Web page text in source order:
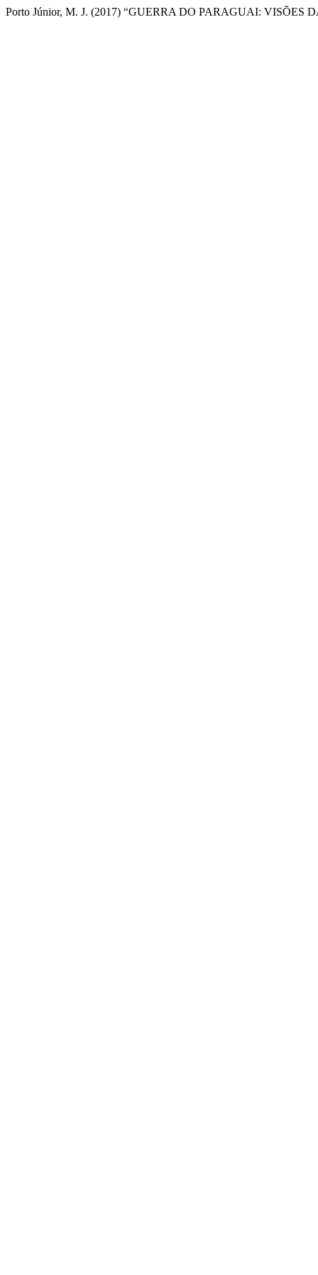
Porto Júnior, M. J. (2017) “GUERRA DO PARAGUAI: VISÕES